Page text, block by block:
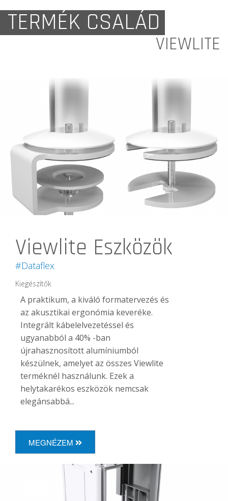
TERMÉK CSALÁD
VIEWLITE
Viewlite Eszközök
#Dataflex
Kiegészítők
A praktikum, a kiváló formatervezés és
az akusztikai ergonómia keveréke.
Integrált kábelelvezetéssel és
ugyanabból a 40% -ban
újrahasznosított alumíniumból
készülnek, amelyet az összes Viewlite
terméknél használunk. Ezek a
helytakarékos eszközök nemcsak
elegánsabbá...
MEGNÉZEM